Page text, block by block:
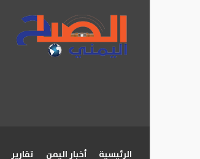
الرئيسية أخبار اليمن تقارير